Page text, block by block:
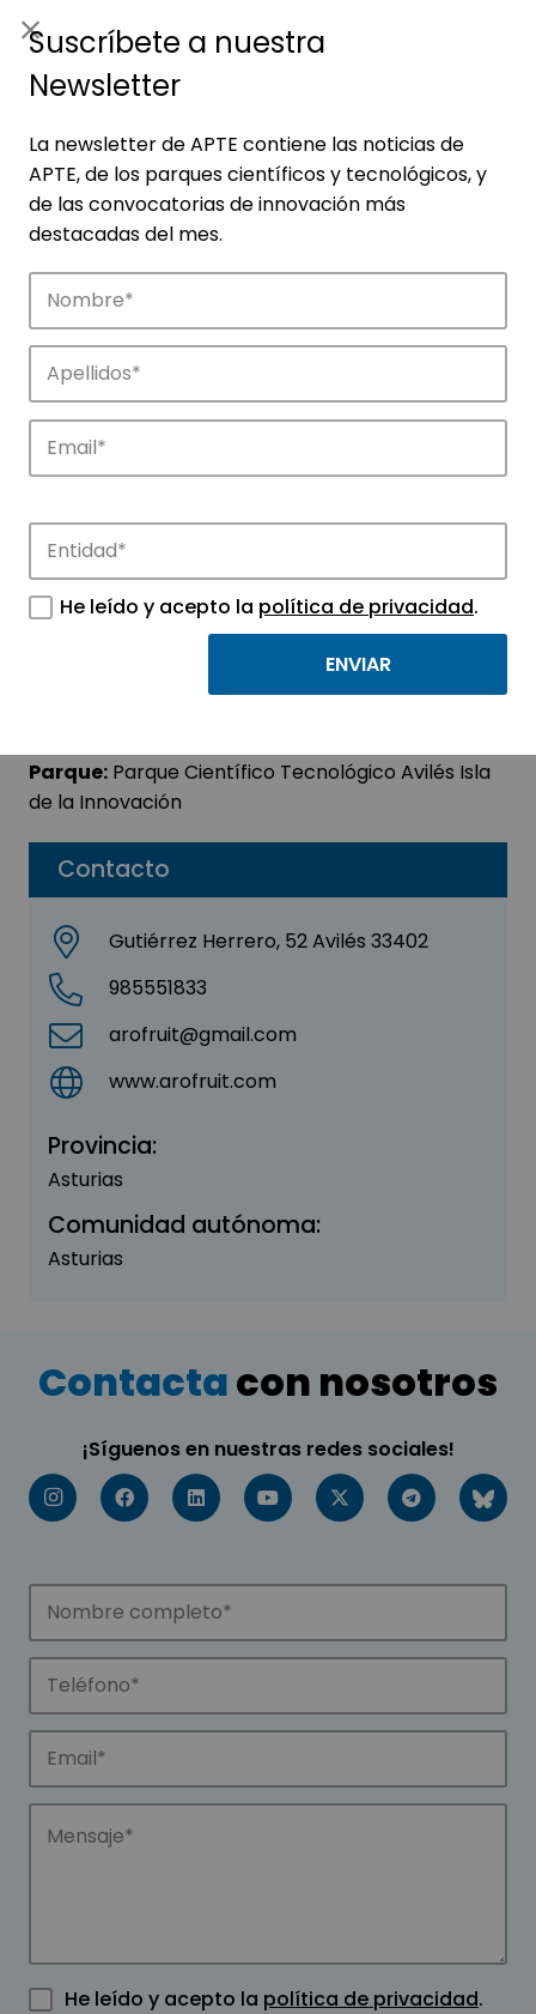
Empresas
Descubre las empresas que impulsan la
innovación en los parques de APTE.
Contacto
Gutiérrez Herrero, 52 Avilés 33402
985551833
arofruit@gmail.com
www.arofruit.com
Provincia:
Asturias
Comunidad autónoma:
Asturias
AROFRUIT, S.L.
AGROALIMENTACIÓN -
Parque: Parque Científico Tecnológico Avilés Isla
de la Innovación
Contactacon nosotros
¡Síguenos en nuestras redes sociales!
He leído y acepto la política de privacidad.
Suscríbete a nuestra
Newsletter
La newsletter de APTE contiene las noticias de
APTE, de los parques científicos y tecnológicos, y
de las convocatorias de innovación más
destacadas del mes.
He leído y acepto la política de privacidad.